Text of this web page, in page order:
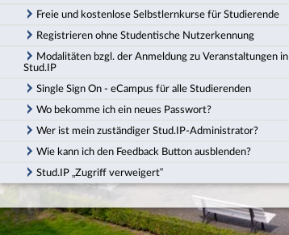
Freie und kostenlose Selbstlernkurse für Studierende
Registrieren ohne Studentische Nutzerkennung
Modalitäten bzgl. der Anmeldung zu Veranstaltungen in
Stud.IP
Single Sign On - eCampus für alle Studierenden
Wo bekomme ich ein neues Passwort?
Wer ist mein zuständiger Stud.IP-Administrator?
Wie kann ich den Feedback Button ausblenden?
Stud.IP „Zugriff verweigert“